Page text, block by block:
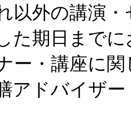
以外の講演
た期日まで
ー・講座に
アドバイザ